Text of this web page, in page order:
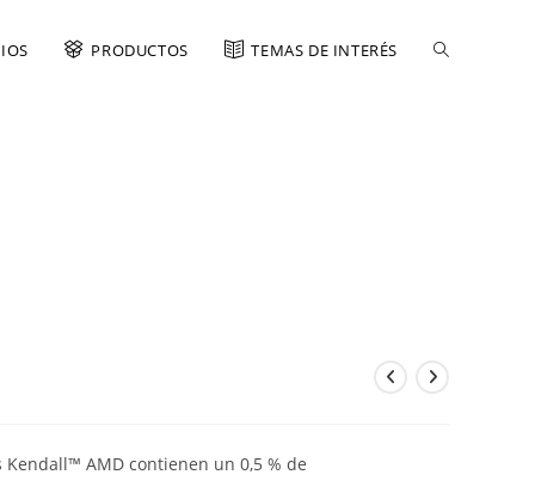
PRODUCTOS TEMAS DE INTERÉS
AMD contienen un 0,5 % de